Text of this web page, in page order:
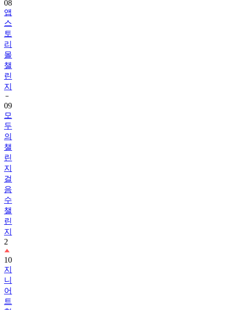
스
토
리
몰
챌
린
지
09
모
두
의
챌
린
지
걸
음
수
챌
린
지
2
10
지
니
어
트
혈
당